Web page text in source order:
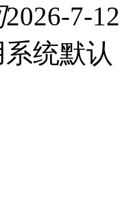
2026-7-
统默认